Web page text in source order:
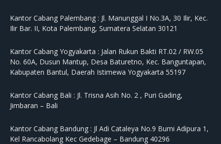
Kantor Cabang Palembang : Jl. Manunggal I No.3A, 30 Ilir, Kec.
Ilir Bar. II, Kota Palembang, Sumatera Selatan 30121
Kantor Cabang Yogyakarta : Jalan Rukun Bakti RT.02 / RW.05
No. 60A, Dusun Mantup, Desa Baturetno, Kec. Banguntapan,
Kabupaten Bantul, Daerah Istimewa Yogyakarta 55197
Kantor Cabang Bali : Jl. Trisna Asih No. 2 , Puri Gading,
Jimbaran – Bali
Kantor Cabang Bandung : Jl Adi Cataleya No.9 Bumi Adipura 1,
Kel Rancabolang Kec Gedebage – Bandung 40296